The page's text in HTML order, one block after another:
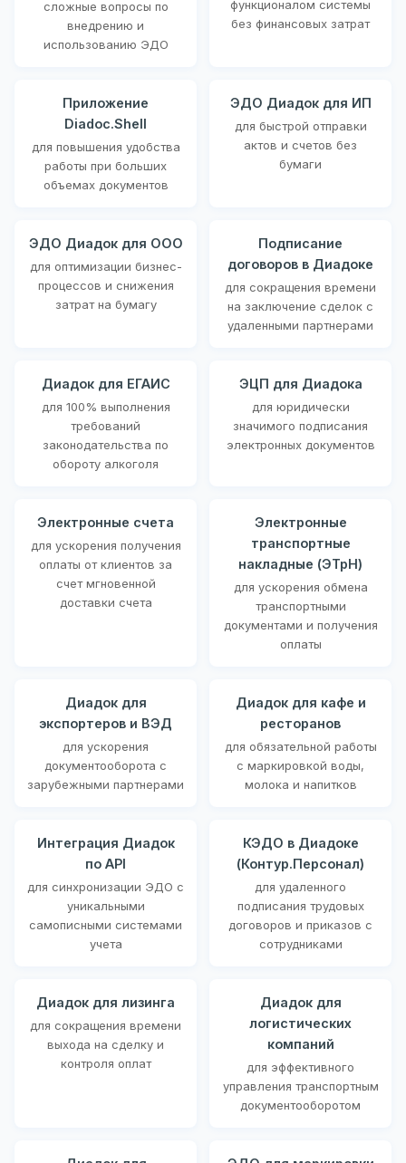
сложные вопросы по
внедрению и
использованию ЭДО
функционалом системы
без финансовых затрат
Приложение
Diadoc.Shell
для повышения удобства
работы при больших
объемах документов
ЭДО Диадок для ИП
для быстрой отправки
актов и счетов без
бумаги
ЭДО Диадок для ООО
для оптимизации бизнес-
процессов и снижения
затрат на бумагу
Подписание
договоров в Диадоке
для сокращения времени
на заключение сделок с
удаленными партнерами
Диадок для ЕГАИС
для 100% выполнения
требований
законодательства по
обороту алкоголя
ЭЦП для Диадока
для юридически
значимого подписания
электронных документов
Электронные счета
для ускорения получения
оплаты от клиентов за
счет мгновенной
доставки счета
Электронные
транспортные
накладные (ЭТрН)
для ускорения обмена
транспортными
документами и получения
оплаты
Диадок для
экспортеров и ВЭД
для ускорения
документооборота с
зарубежными партнерами
Диадок для кафе и
ресторанов
для обязательной работы
с маркировкой воды,
молока и напитков
Интеграция Диадок
по API
для синхронизации ЭДО с
уникальными
самописными системами
учета
КЭДО в Диадоке
(Контур.Персонал)
для удаленного
подписания трудовых
договоров и приказов с
сотрудниками
Диадок для лизинга
для сокращения времени
выхода на сделку и
контроля оплат
Диадок для
логистических
компаний
для эффективного
управления транспортным
документооборотом